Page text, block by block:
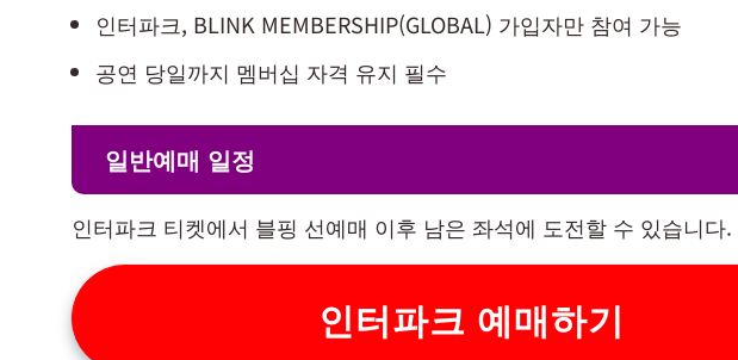
인터파크, BLINK MEMBERSHIP(GLOBAL) 가입자만 참여 가능
공연 당일까지 멤버십 자격 유지 필수
일반예매 일정
인터파크 티켓에서 블핑 선예매 이후 남은 좌석에 도전할 수 있습니다.
인터파크 예매하기